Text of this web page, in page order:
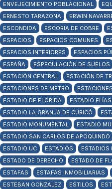
ENVEJECIMIENTO POBLACIONAL
ERNESTO TARAZONA
ERWIN
ESCONDIDA
ESCORIA DE COBRE
ESPACIOS
ESPACIOS COMUNES
ESPACIOS INTERIORES
ESPACIOS
ESPAÑA
ESPECULACIÓN DE SUELOS
ESTACIÓN CENTRAL
ESTACIÓN DE
ESTACIONES DE METRO
ESTADIO DE FLORIDA
ESTADIO
ESTADIO LA GRANJA DE CURICÓ
ESTADIO MONUMENTAL
ESTADIO
ESTADIO SAN CARLOS DE APOQUINDO
ESTADIO UC
ESTADIOS ESTADIOS
ESTADO DE DERECHO
ESTADO DE
ESTAFAS
ESTAFAS INMOBILIARIAS
ESTEBAN GONZALEZ
ESTILOS